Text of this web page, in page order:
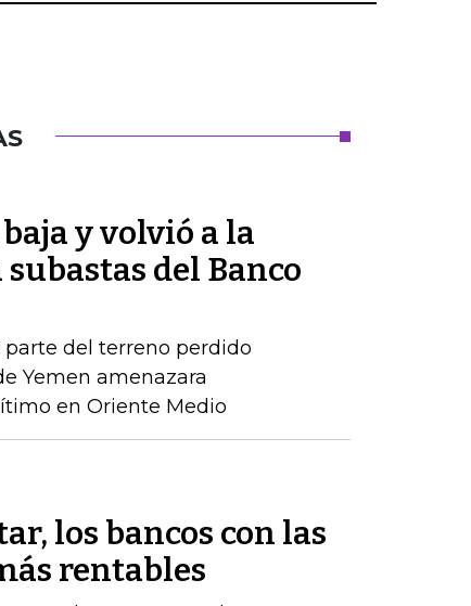
y volvió a la
del Banco
del terreno perdido
Yemen amenazara
en Oriente Medio
los bancos con las
rentables